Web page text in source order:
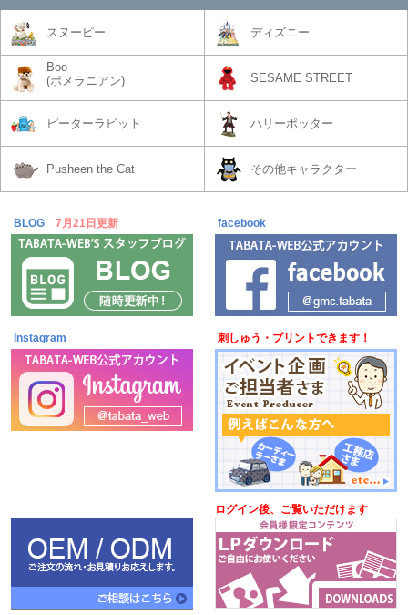
スヌーピー ディズニー
Boo
(ポメラニアン)
SESAME STREET
ピーターラビット ハリーポッター
Pusheen the Cat その他キャラクター
BLOG 7月21日更新 facebook
Instagram 刺しゅう・プリントできます！
ログイン後、ご覧いただけます